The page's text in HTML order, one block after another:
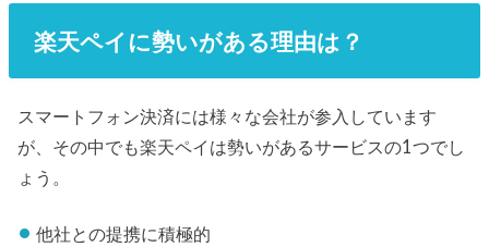
楽天ペイに勢いがある理由は？
スマートフォン決済には様々な会社が参入しています
が、その中でも楽天ペイは勢いがあるサービスの1つでし
ょう。
他社との提携に積極的